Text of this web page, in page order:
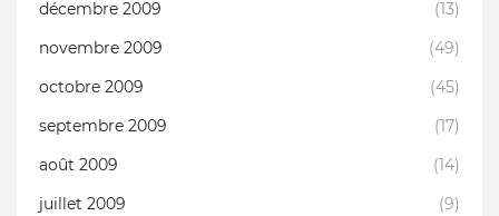
décembre 2009
(13)
novembre 2009
(49)
octobre 2009
(45)
septembre 2009
(17)
août 2009
(14)
juillet 2009
(9)